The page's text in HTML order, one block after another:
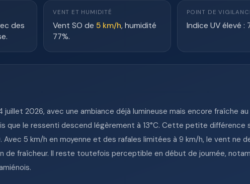
des
VENT ET HUMIDITÉ
Vent SO de 5 km/h, humidité
77%.
POINT DE
Indice UV élevé :
2026, avec une ambiance déjà lumineuse mais encore fraîche
que le ressenti descend légèrement à 13°C. Cette petite différence
5 km/h en moyenne et des rafales limitées à 9 km/h, le vent ne
fraîcheur. Il reste toutefois perceptible en début de journée,